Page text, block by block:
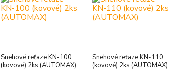
Snehové reťaze KN-100
(kovové) 2ks (AUTOMAX)
Snehové reťaze KN-110
(kovové) 2ks (AUTOMAX)